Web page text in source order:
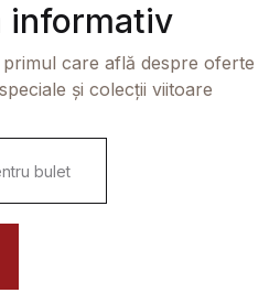
informativ
care află despre oferte
și colecții viitoare